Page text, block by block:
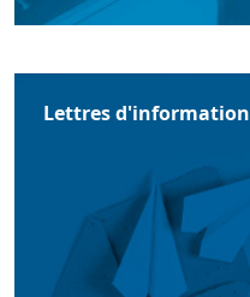
Lettres d'information